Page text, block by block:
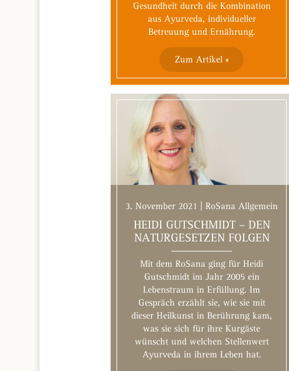
Gesundheit durch die Kombination
aus Ayurveda, individueller
Betreuung und Ernährung.
Zum Artikel »
3. November 2021 | RoSana Allgemein
HEIDI GUTSCHMIDT – DEN
NATURGESETZEN FOLGEN
Mit dem RoSana ging für Heidi
Gutschmidt im Jahr 2005 ein
Lebenstraum in Erfüllung. Im
Gespräch erzählt sie, wie sie mit
dieser Heilkunst in Berührung kam,
was sie sich für ihre Kurgäste
wünscht und welchen Stellenwert
Ayurveda in ihrem Leben hat.